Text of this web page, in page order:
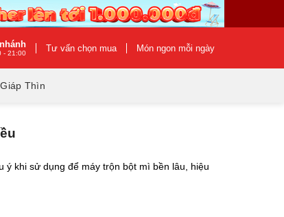
- 21:00 Tư vấn chọn mua Món ngon mỗi ngày
Thìn
ý khi sử dụng để máy trộn bột mì bền lâu, hiệu